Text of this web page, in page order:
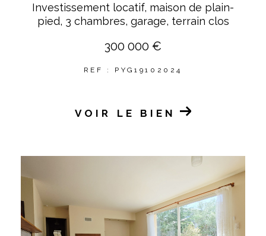
Investissement locatif, maison de plain-
pied, 3 chambres, garage, terrain clos
300 000 €
REF : PYG19102024
VOIR LE BIEN